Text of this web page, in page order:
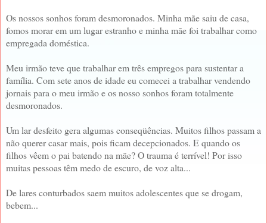
Os nossos sonhos foram desmoronados. Minha mãe saiu de casa,
fomos morar em um lugar estranho e minha mãe foi trabalhar como
empregada doméstica.
Meu irmão teve que trabalhar em três empregos para sustentar a
família. Com sete anos de idade eu comecei a trabalhar vendendo
jornais para o meu irmão e os nosso sonhos foram totalmente
desmoronados.
Um lar desfeito gera algumas conseqüências. Muitos filhos passam a
não querer casar mais, pois ficam decepcionados. E quando os
filhos vêem o pai batendo na mãe? O trauma é terrível! Por isso
muitas pessoas têm medo de escuro, de voz alta...
De lares conturbados saem muitos adolescentes que se drogam,
bebem...